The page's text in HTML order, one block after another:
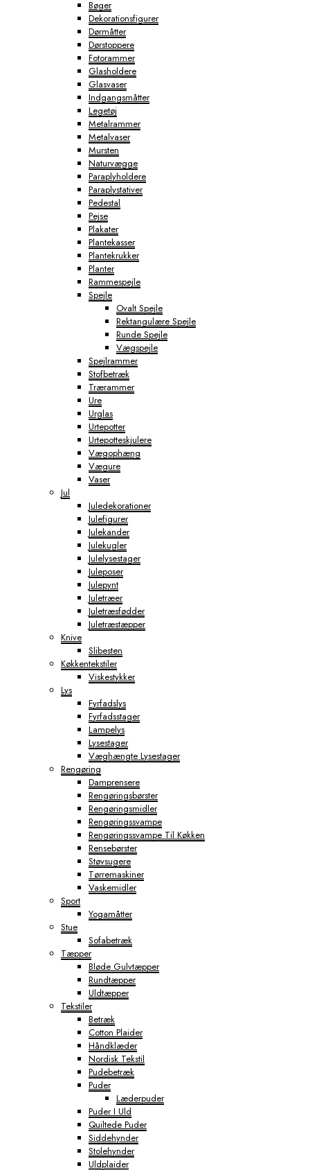
Bøger
Dekorationsfigurer
Dørmåtter
Dørstoppere
Fotorammer
Glasholdere
Glasvaser
Indgangsmåtter
Legetøj
Metalrammer
Metalvaser
Mursten
Naturvægge
Paraplyholdere
Paraplystativer
Pedestal
Pejse
Plakater
Plantekasser
Plantekrukker
Planter
Rammespejle
Spejle
Ovalt Spejle
Rektangulære Spejle
Runde Spejle
Vægspejle
Spejlrammer
Stofbetræk
Trærammer
Ure
Urglas
Urtepotter
Urtepotteskjulere
Vægophæng
Vægure
Vaser
Jul
Juledekorationer
Julefigurer
Julekander
Julekugler
Julelysestager
Juleposer
Julepynt
Juletræer
Juletræsfødder
Juletræstæpper
Knive
Slibesten
Køkkentekstiler
Viskestykker
Lys
Fyrfadslys
Fyrfadsstager
Lampelys
Lysestager
Væghængte Lysestager
Rengøring
Damprensere
Rengøringsbørster
Rengøringsmidler
Rengøringssvampe
Rengøringssvampe Til Køkken
Rensebørster
Støvsugere
Tørremaskiner
Vaskemidler
Sport
Yogamåtter
Stue
Sofabetræk
Tæpper
Bløde Gulvtæpper
Rundtæpper
Uldtæpper
Tekstiler
Betræk
Cotton Plaider
Håndklæder
Nordisk Tekstil
Pudebetræk
Puder
Læderpuder
Puder I Uld
Quiltede Puder
Siddehynder
Stolehynder
Uldplaider